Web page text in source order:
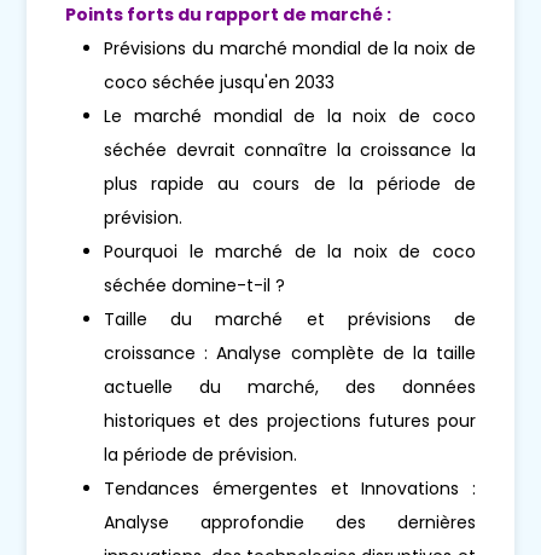
Points forts du rapport de marché :
Prévisions du marché mondial de la noix de
coco séchée jusqu'en 2033
Le marché mondial de la noix de coco
séchée devrait connaître la croissance la
plus rapide au cours de la période de
prévision.
Pourquoi le marché de la noix de coco
séchée domine-t-il ?
Taille du marché et prévisions de
croissance : Analyse complète de la taille
actuelle du marché, des données
historiques et des projections futures pour
la période de prévision.
Tendances émergentes et Innovations :
Analyse approfondie des dernières